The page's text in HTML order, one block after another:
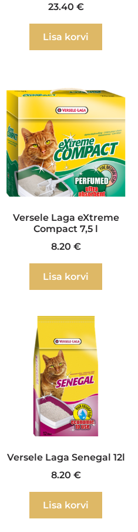
23.40 €
Lisa korvi
Versele Laga eXtreme
Compact 7,5 l
8.20 €
Lisa korvi
Versele Laga Senegal 12l
8.20 €
Lisa korvi